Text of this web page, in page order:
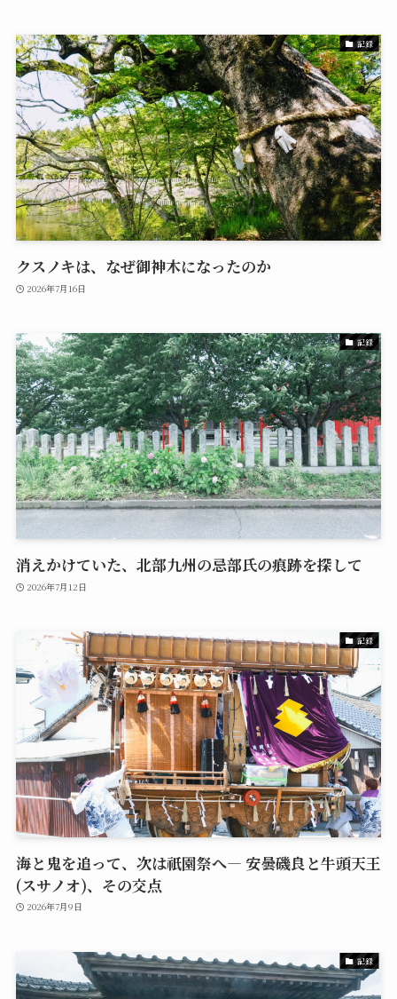
記録
クスノキは、なぜ御神木になったのか
2026年7月16日
記録
消えかけていた、北部九州の忌部氏の痕跡を探して
2026年7月12日
記録
海と鬼を追って、次は祇園祭へ― 安曇磯良と牛頭天王
(スサノオ)、その交点
2026年7月9日
記録